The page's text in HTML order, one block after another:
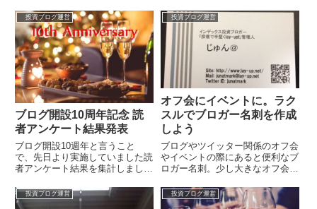
投資ブログ運営
ブログ開設10周年記念 読
者アンケート結果発表
ブログ開設10週年と言うこと
で、先日より実施していました読
者アンケート結果を集計しまし
い、174名もの方に回答を頂きま
した。ありがと...
投資ブログ運営
オフ会にイベントに。ラク
スルでブロガー名刺を作成
しよう
ブログやツイッター関係のオフ会
やイベントの際にあると便利なブ
ロガー名刺。少し大きなオフ会と
刺でも無ければあとで誰と合った
かも覚えて...
投資ブログ運営 投資ブログ運営